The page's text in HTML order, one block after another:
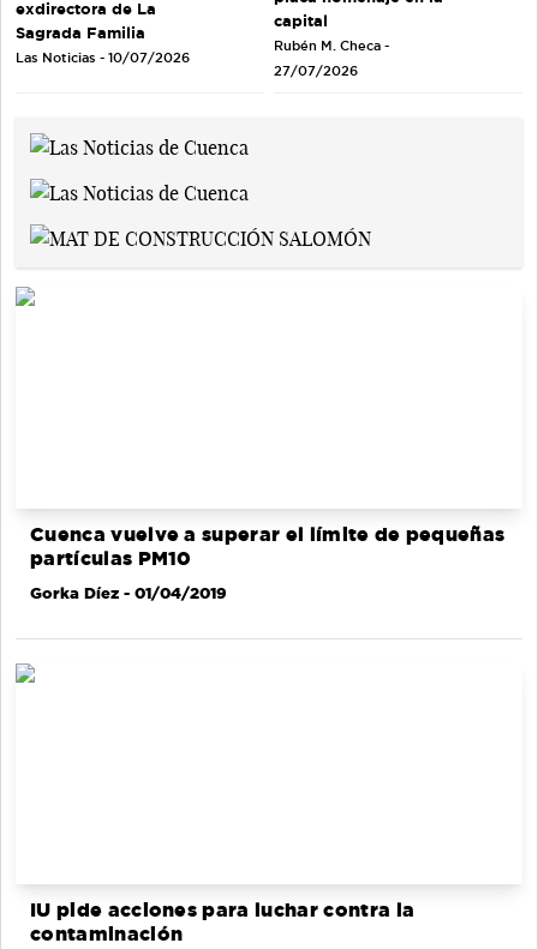
exdirectora de La
Sagrada Familia
Las Noticias - 10/07/2026
capital
Rubén M. Checa -
27/07/2026
Cuenca vuelve a superar el límite de pequeñas
partículas PM10
Gorka Díez - 01/04/2019
IU pide acciones para luchar contra la
contaminación